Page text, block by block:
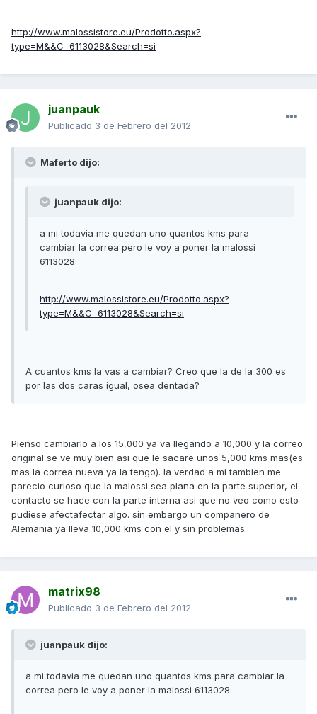
http://www.malossistore.eu/Prodotto.aspx?
type=M&&C=6113028&Search=si
juanpauk
Publicado 3 de Febrero del 2012
Maferto dijo:
juanpauk dijo:
a mi todavia me quedan uno quantos kms para
cambiar la correa pero le voy a poner la malossi
6113028:
http://www.malossistore.eu/Prodotto.aspx?
type=M&&C=6113028&Search=si
A cuantos kms la vas a cambiar? Creo que la de la 300 es
por las dos caras igual, osea dentada?
Pienso cambiarlo a los 15,000 ya va llegando a 10,000 y la correo
original se ve muy bien asi que le sacare unos 5,000 kms mas(es
mas la correa nueva ya la tengo). la verdad a mi tambien me
parecio curioso que la malossi sea plana en la parte superior, el
contacto se hace con la parte interna asi que no veo como esto
pudiese afectafectar algo. sin embargo un companero de
Alemania ya lleva 10,000 kms con el y sin problemas.
matrix98
Publicado 3 de Febrero del 2012
juanpauk dijo:
a mi todavia me quedan uno quantos kms para cambiar la
correa pero le voy a poner la malossi 6113028: